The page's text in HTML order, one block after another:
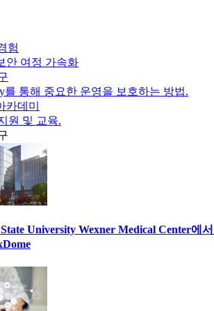
험
안 여정 가속화
를 통해 중요한 운영을 보호하는 방법.
카데미
원 및 교육.
University Wexner Medical Center에